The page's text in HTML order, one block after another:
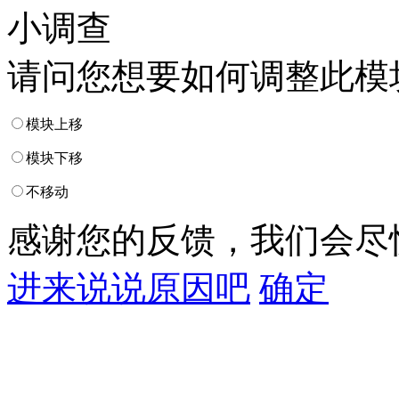
小调查
请问您想要如何调整此模
模块上移
模块下移
不移动
感谢您的反馈，我们会
进来说说原因吧 确定